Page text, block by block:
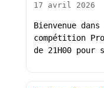
17 avril 2026
Bienvenue
compétition
de 21H00 pour